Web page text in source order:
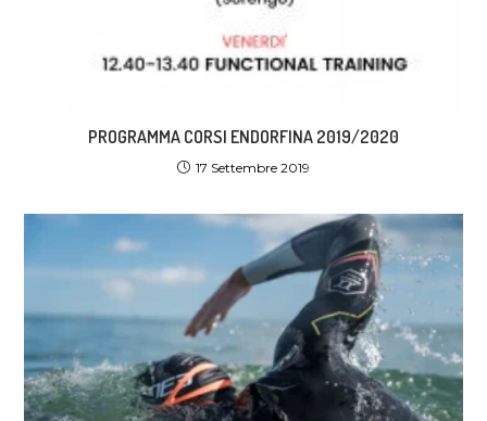
PROGRAMMA CORSI ENDORFINA 2019/2020
17 Settembre 2019